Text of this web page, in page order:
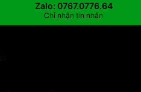
Zalo: 0767.0776.64
Chỉ nhận tin nhắn